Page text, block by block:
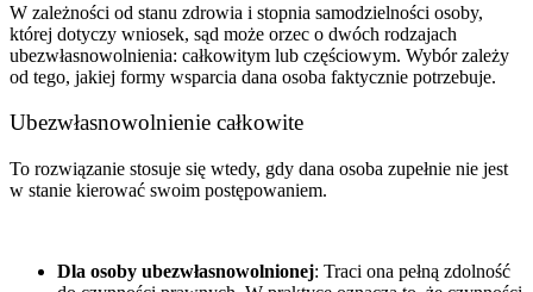
W zależności od stanu zdrowia i stopnia samodzielności osoby,
której dotyczy wniosek, sąd może orzec o dwóch rodzajach
ubezwłasnowolnienia: całkowitym lub częściowym. Wybór zależy
od tego, jakiej formy wsparcia dana osoba faktycznie potrzebuje.
Ubezwłasnowolnienie całkowite
To rozwiązanie stosuje się wtedy, gdy dana osoba zupełnie nie jest
w stanie kierować swoim postępowaniem.
Dla osoby ubezwłasnowolnionej: Traci ona pełną zdolność